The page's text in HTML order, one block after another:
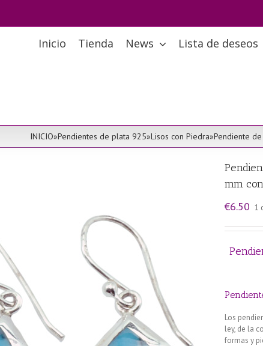
Inicio Tienda News Lista de deseos
INICIO»Pendientes de plata 925»Lisos con Piedra»Pendiente
mm
€6.50 1
Los
ley, de la
formas y